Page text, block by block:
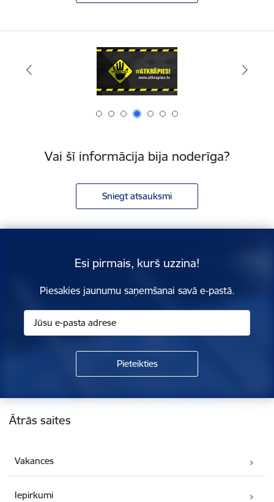
Vai šī informācija bija noderīga?
Sniegt atsauksmi
Esi pirmais, kurš uzzina!
Piesakies jaunumu saņemšanai savā e-pastā.
Kājene
Ātrās saites
Vakances
Iepirkumi